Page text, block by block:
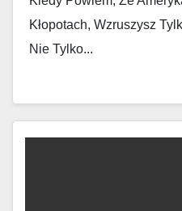
Kłopotach, Wzruszysz
Nie Tylko...